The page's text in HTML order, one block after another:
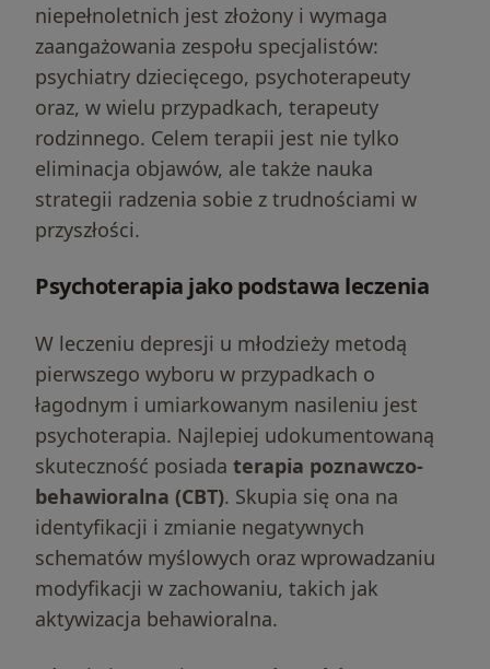
niepełnoletnich jest złożony i wymaga
zaangażowania zespołu specjalistów:
psychiatry dziecięcego, psychoterapeuty
oraz, w wielu przypadkach, terapeuty
rodzinnego. Celem terapii jest nie tylko
eliminacja objawów, ale także nauka
strategii radzenia sobie z trudnościami w
przyszłości.
Psychoterapia jako podstawa leczenia
W leczeniu depresji u młodzieży metodą
pierwszego wyboru w przypadkach o
łagodnym i umiarkowanym nasileniu jest
psychoterapia. Najlepiej udokumentowaną
skuteczność posiada terapia poznawczo-
behawioralna (CBT). Skupia się ona na
identyfikacji i zmianie negatywnych
schematów myślowych oraz wprowadzaniu
modyfikacji w zachowaniu, takich jak
aktywizacja behawioralna.